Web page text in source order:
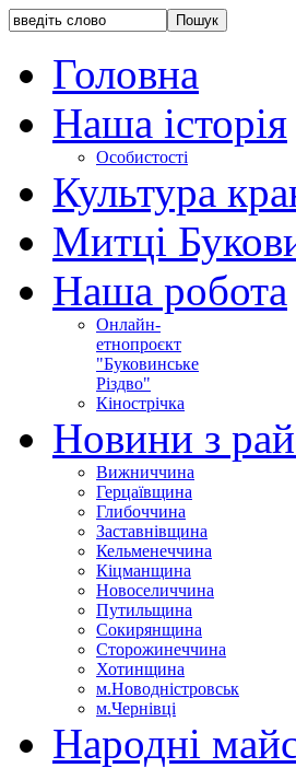
Головна
Наша історія
Особистості
Культура
Митці
Наша робота
Онлайн-
етнопроєкт
"Буковинське
Різдво"
Кінострічка
Новини з
Вижниччина
Герцаївщина
Глибоччина
Заставнівщина
Кельменеччина
Кіцманщина
Новоселиччина
Путильщина
Сокирянщина
Сторожинеччина
Хотинщина
м.Новодністровськ
м.Чернівці
Народні